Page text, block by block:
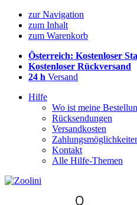
zur Navigation
zum Inhalt
zum Warenkorb
Österreich: Kostenloser
Kostenloser Rückversand
24 h Versand
Hilfe
Wo ist meine
Rücksendungen
Versandkosten
Kontakt
Alle Hilfe-Themen